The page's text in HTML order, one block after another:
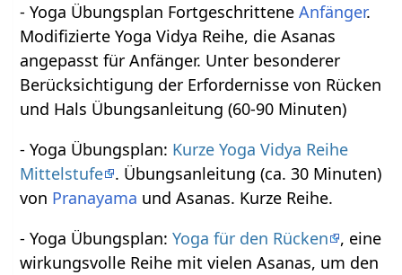
- Yoga Übungsplan FortgeschritteneAnfänger.
Modifizierte Yoga Vidya Reihe, die Asanas
angepasst für Anfänger. Unter besonderer
Berücksichtigung der Erfordernisse von Rücken
und Hals Übungsanleitung (60-90 Minuten)
- Yoga Übungsplan: Kurze Yoga Vidya Reihe
Mittelstufe . Übungsanleitung (ca. 30 Minuten)
von Pranayama und Asanas. Kurze Reihe.
- Yoga Übungsplan:Yoga für den Rücken
, eine
wirkungsvolle Reihe mit vielen Asanas, um den